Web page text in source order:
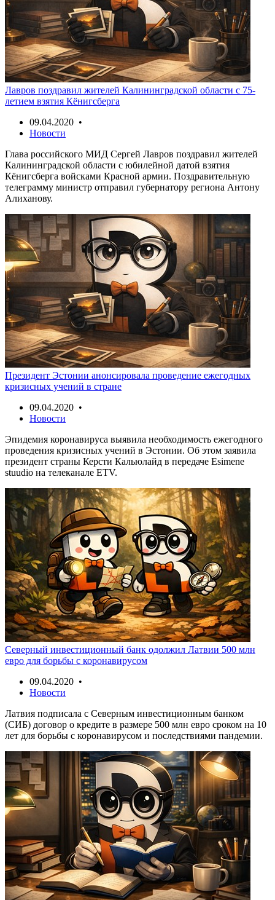
Лавров поздравил жителей Калининградской области с 75-
летием взятия Кёнигсберга
09.04.2020 •
Новости
Глава российского МИД Сергей Лавров поздравил жителей
Калининградской области с юбилейной датой взятия
Кёнигсберга войсками Красной армии. Поздравительную
телеграмму министр отправил губернатору региона Антону
Алиханову.
Президент Эстонии анонсировала проведение ежегодных
кризисных учений в стране
09.04.2020 •
Новости
Эпидемия коронавируса выявила необходимость ежегодного
проведения кризисных учений в Эстонии. Об этом заявила
президент страны Керсти Кальюлайд в передаче Esimene
stuudio на телеканале ETV.
Северный инвестиционный банк одолжил Латвии 500 млн
евро для борьбы с коронавирусом
09.04.2020 •
Новости
Латвия подписала с Северным инвестиционным банком
(СИБ) договор о кредите в размере 500 млн евро сроком на 10
лет для борьбы с коронавирусом и последствиями пандемии.